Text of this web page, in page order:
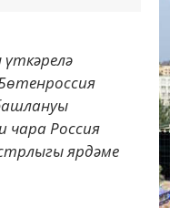
үткәрелә
Россия
ярдәме